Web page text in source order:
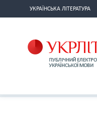
УКРАЇНСЬКА ЛІТЕРАТУРА